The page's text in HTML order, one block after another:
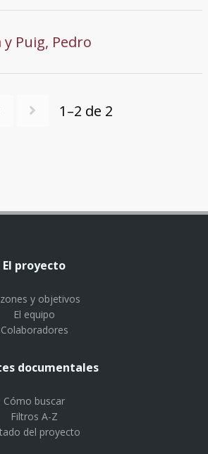
Puig, Pedro
1–2 de 2
El proyecto
y objetivos
El equipo
Colaboradores
documentales
Cómo buscar
Filtros A-Z
del proyecto